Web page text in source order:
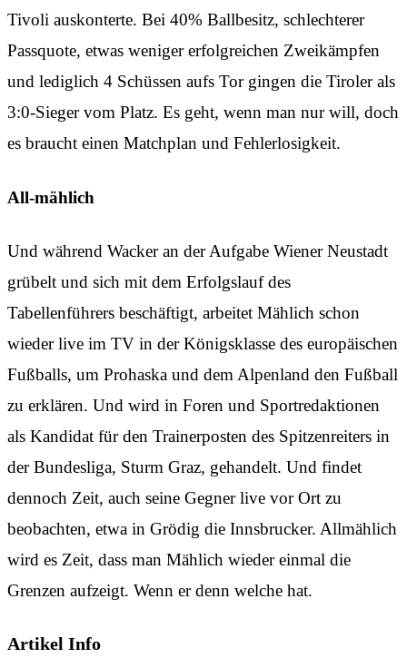
Tivoli auskonterte. Bei 40% Ballbesitz, schlechterer
Passquote, etwas weniger erfolgreichen Zweikämpfen
und lediglich 4 Schüssen aufs Tor gingen die Tiroler als
3:0-Sieger vom Platz. Es geht, wenn man nur will, doch
es braucht einen Matchplan und Fehlerlosigkeit.
All-mählich
Und während Wacker an der Aufgabe Wiener Neustadt
grübelt und sich mit dem Erfolgslauf des
Tabellenführers beschäftigt, arbeitet Mählich schon
wieder live im TV in der Königsklasse des europäischen
Fußballs, um Prohaska und dem Alpenland den Fußball
zu erklären. Und wird in Foren und Sportredaktionen
als Kandidat für den Trainerposten des Spitzenreiters in
der Bundesliga, Sturm Graz, gehandelt. Und findet
dennoch Zeit, auch seine Gegner live vor Ort zu
beobachten, etwa in Grödig die Innsbrucker. Allmählich
wird es Zeit, dass man Mählich wieder einmal die
Grenzen aufzeigt. Wenn er denn welche hat.
Artikel Info